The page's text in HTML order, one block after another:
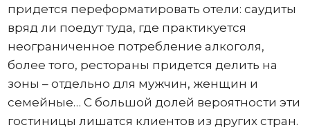
придется переформатировать отели: саудиты
вряд ли поедут туда, где практикуется
неограниченное потребление алкоголя,
более того, рестораны придется делить на
зоны – отдельно для мужчин, женщин и
семейные… С большой долей вероятности эти
гостиницы лишатся клиентов из других стран.